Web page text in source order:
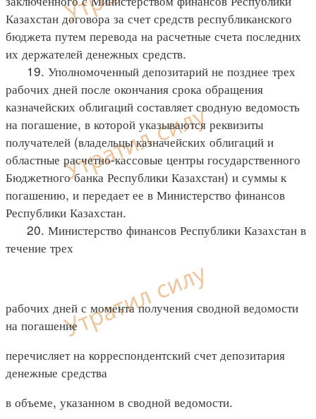
Казахстан договора за счет средств республиканского
бюджета путем перевода на расчетные счета последних
их держателей денежных средств.
19. Уполномоченный депозитарий не позднее трех
рабочих дней после окончания срока обращения
казначейских облигаций составляет сводную ведомость
на погашение, в которой указываются реквизиты
получателей (владельцы казначейских облигаций и
областные расчетно-кассовые центры государственного
Бюджетного банка Республики Казахстан) и суммы к
погашению, и передает ее в Министерство финансов
Республики Казахстан.
20. Министерство финансов Республики Казахстан в
течение трех
рабочих дней с момента получения сводной ведомости
на погашение
перечисляет на корреспондентский счет депозитария
денежные средства
в объеме, указанном в сводной ведомости.